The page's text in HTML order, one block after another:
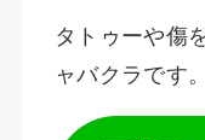
タトゥーや傷
ャバクラです。